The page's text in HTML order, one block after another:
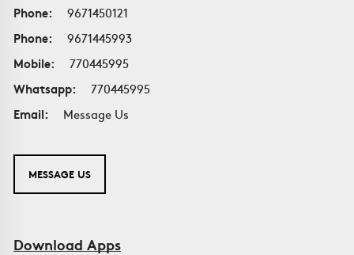
Phone:
9671450121
Phone:
9671445993
Mobile:
770445995
Whatsapp:
770445995
Email:
Message Us
MESSAGE US
Download Apps